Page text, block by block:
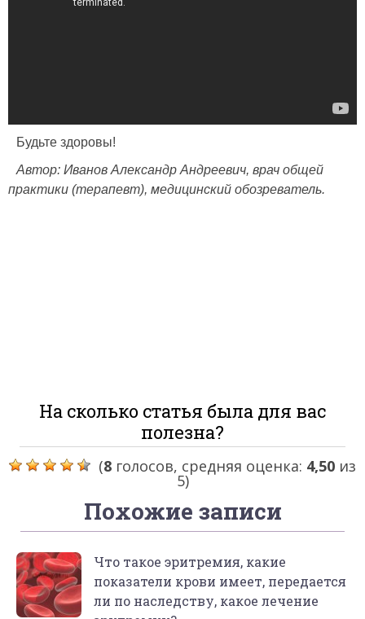
Будьте здоровы!
Автор: Иванов Александр Андреевич, врач общей
практики (терапевт), медицинский обозреватель.
На сколько статья была для вас
полезна?
(8 голосов, средняя оценка: 4,50 из
5)
Похожие записи
Что такое эритремия, какие
показатели крови имеет, передается
ли по наследству, какое лечение